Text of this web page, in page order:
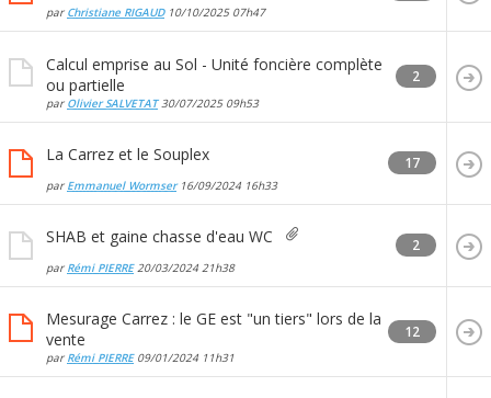
par Christiane RIGAUD10/10/2025 07h47
Calcul emprise au Sol - Unité foncière complète
ou partielle
par Olivier SALVETAT30/07/2025 09h53
2
La Carrez et le Souplex
par Emmanuel Wormser16/09/2024 16h33
17
SHAB et gaine chasse d'eau WC
par Rémi PIERRE20/03/2024 21h38
2
Mesurage Carrez : le GE est "un tiers" lors de la
vente
par Rémi PIERRE09/01/2024 11h31
12